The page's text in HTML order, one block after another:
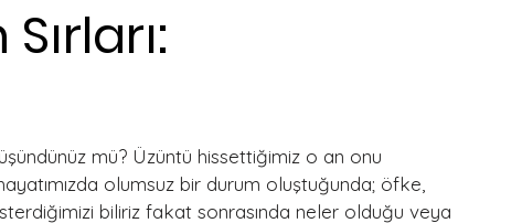
olumsuz bir durum oluştuğunda; öfke,
biliriz fakat sonrasında neler olduğu veya